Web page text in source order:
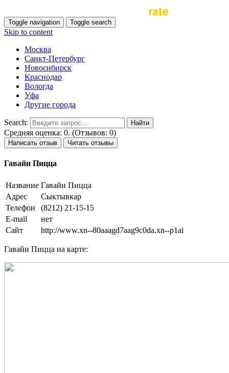
Toggle navigation Toggle search
Skip to content
Москва
Санкт-Петербург
Новосибирск
Краснодар
Вологда
Уфа
Другие города
Search:
Средняя оценка: 0. (Отзывов: 0)
Написать отзыв Читать отзывы
Гавайи Пицца
Название Гавайи Пицца
Адрес
Сыктывкар
Телефон
(8212) 21-15-15
E-mail
нет
Сайт
http://www.xn--80aaagd7aag9c0da.xn--p1ai
Гавайи Пицца на карте: